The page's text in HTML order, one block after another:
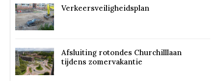
Verkeersveiligheidsplan
Afsluiting rotondes Churchilllaan
tijdens zomervakantie